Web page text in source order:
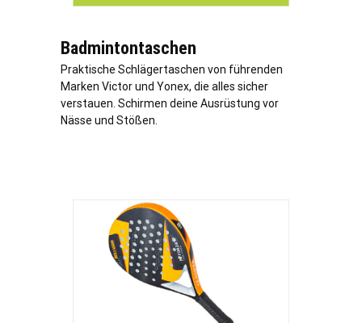
Badmintontaschen
Praktische Schlägertaschen von führenden
Marken Victor und Yonex, die alles sicher
verstauen. Schirmen deine Ausrüstung vor
Nässe und Stößen.